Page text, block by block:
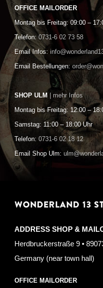
OFFICE MAILORDER
Montag bis Freitag: 09:00 –
Telefon: 0731-6 02 73 58
Email Infos:
Email Bestellungen:
SHOP ULM | mehr Infos
Montag bis Freitag: 12:00 –
Samstag: 11:00 – 18:00 Uhr
Telefon: 0731-6 02 18 12
Email Shop Ulm:
WONDERLAND 13
ADDRESS SHOP &
Herdbruckerstraße 9 •
Germany (near town hall)
OFFICE MAILORDER